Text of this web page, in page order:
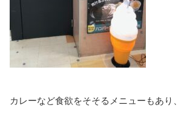
カレーなど食欲をそそるメニューもあり、